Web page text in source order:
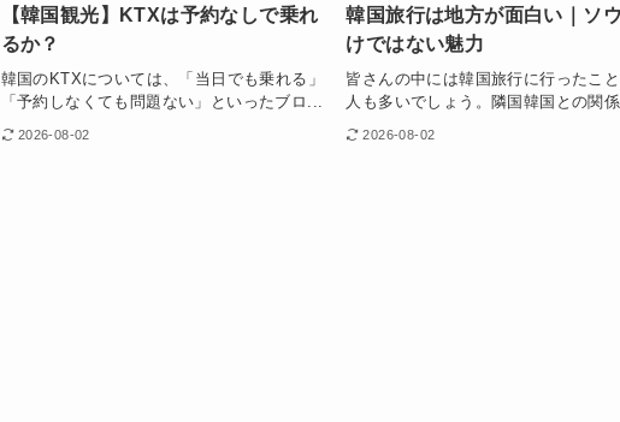
【韓国観光】KTXは予約なしで乗れ
るか？
韓国のKTXについては、「当日でも乗れる」
「予約しなくても問題ない」といったブロ...
2026-08-02
韓国旅行は地方が面白い｜ソ
けではない魅力
皆さんの中には韓国旅行に行ったこ
人も多いでしょう。隣国韓国との関係
2026-08-02